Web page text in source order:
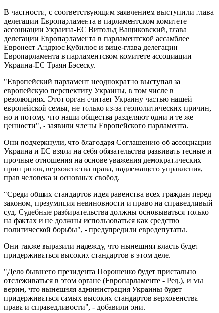
В частности, с соответствующим заявлением выступили глава
делегации Европарламента в парламентском комитете
ассоциации Украина-ЕС Витольд Ващиковский, глава
делегации Европарламента в парламентской ассамблее
Евронест Андрюс Кубилюс и вице-глава делегации
Европарламента в парламентском комитете ассоциации
Украина-ЕС Траян Бэсеску.
"Европейский парламент неоднократно выступал за
европейскую перспективу Украины, в том числе в
резолюциях. Этот орган считает Украину частью нашей
европейской семьи, не только из-за геополитических причин,
но и потому, что наши общества разделяют одни и те же
ценности", - заявили члены Европейского парламента.
Они подчеркнули, что благодаря Соглашению об ассоциации
Украина и ЕС взяли на себя обязательства развивать тесные и
прочные отношения на основе уважения демократических
принципов, верховенства права, надлежащего управления,
прав человека и основных свобод.
"Среди общих стандартов идея равенства всех граждан перед
законом, презумпция невиновности и право на справедливый
суд. Судебные разбирательства должны основываться только
на фактах и ​​не должны использоваться как средство
политической борьбы", - предупредили евродепутаты.
Они также выразили надежду, что нынешняя власть будет
придерживаться высоких стандартов в этом деле.
"Дело бывшего президента Порошенко будет пристально
отслеживаться в этом органе (Европарламенте - Ред.), и мы
верим, что нынешняя администрация Украины будет
придерживаться самых высоких стандартов верховенства
права и справедливости", - добавили они.